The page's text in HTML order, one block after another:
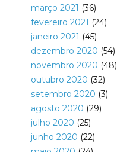
março 2021 (36)
fevereiro 2021 (24)
janeiro 2021 (45)
dezembro 2020 (54)
novembro 2020 (48)
outubro 2020 (32)
setembro 2020 (3)
agosto 2020 (29)
julho 2020 (25)
junho 2020 (22)